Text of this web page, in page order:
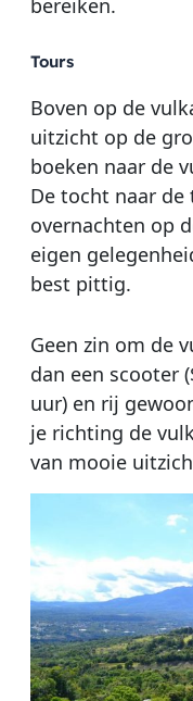
bereiken.
Tours
Boven op de
uitzicht op de
boeken naar de
De tocht naar
overnachten op
eigen
best pittig.
Geen zin om de
dan een scooter
uur) en rij
je richting de
van mooie